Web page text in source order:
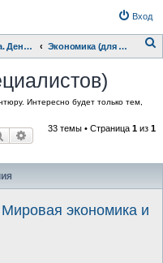
Вход
Экономика. Деньги. Экономика (для специалистов)
Интересно будет только тем,
Поиск Расширенный поиск
33 темы • Страница 1 из 1
экономика и